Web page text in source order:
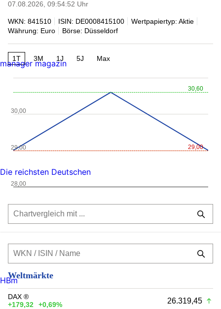
07.08.2026, 09:54:52 Uhr
WKN: 841510 ISIN: DE0008415100
Wertpapiertyp: Aktie
Währung: Euro
Börse: Düsseldorf
1T 3M 1J 5J Max
30,60
29,00
28,00
29,00
30,00
Weltmärkte
DAX ®
+179,32
+0,69% 26.319,45
manager magazin
Die reichsten Deutschen
HBm